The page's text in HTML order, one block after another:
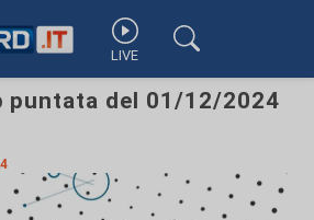
LIVE
puntata del 01/12/2024